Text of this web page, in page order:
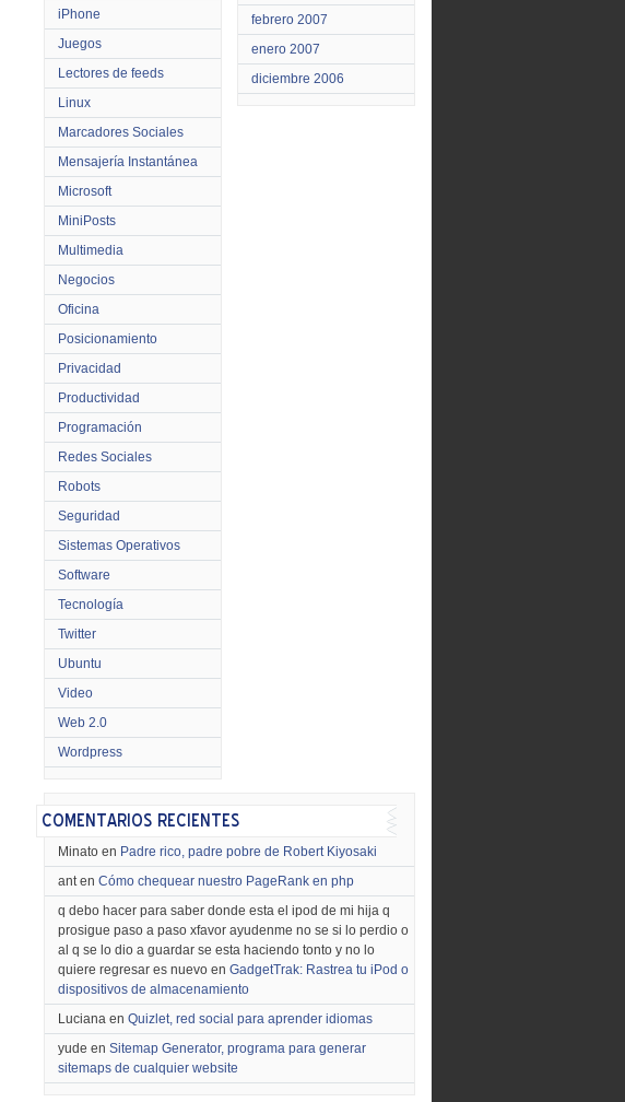
iPhone
Juegos
Lectores de feeds
Linux
Marcadores Sociales
Mensajería Instantánea
Microsoft
MiniPosts
Multimedia
Negocios
Oficina
Posicionamiento
Privacidad
Productividad
Programación
Redes Sociales
Robots
Seguridad
Sistemas Operativos
Software
Tecnología
Twitter
Ubuntu
Video
Web 2.0
Wordpress
febrero 2007
enero 2007
diciembre 2006
Minato en Padre rico, padre pobre de Robert Kiyosaki
ant en Cómo chequear nuestro PageRank en php
q debo hacer para saber donde esta el ipod de mi hija q
prosigue paso a paso xfavor ayudenme no se si lo perdio o
al q se lo dio a guardar se esta haciendo tonto y no lo
quiere regresar es nuevo en GadgetTrak: Rastrea tu iPod o
dispositivos de almacenamiento
Luciana en Quizlet, red social para aprender idiomas
yude en Sitemap Generator, programa para generar
sitemaps de cualquier website